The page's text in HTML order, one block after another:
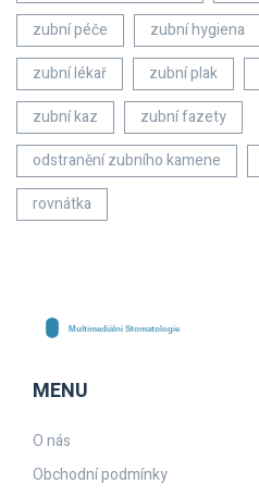
zubní péče
zubní hygiena
zubní lékař
zubní plak
zubní kaz
zubní fazety
odstranění zubního kamene
rovnátka
MENU
O nás
Obchodní podmínky